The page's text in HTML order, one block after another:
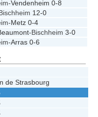
Vendenheim 0-8
12-0
Metz 0-4
-Bischheim 3-0
Arras 0-6
de Strasbourg